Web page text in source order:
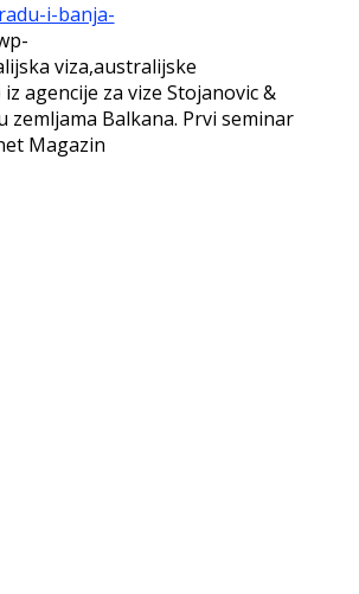
i-banja-
viza,australijske
agencije za vize Stojanovic &
Balkana. Prvi seminar